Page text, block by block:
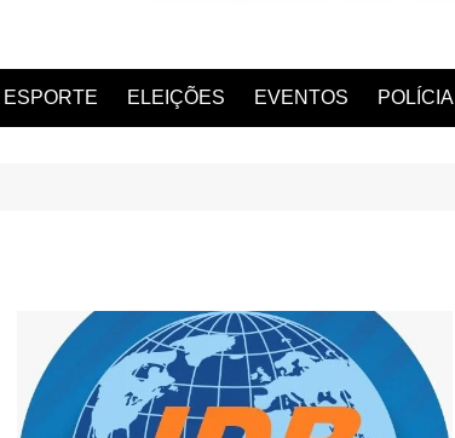
ESPORTE ELEIÇÕES EVENTOS POLÍCIA